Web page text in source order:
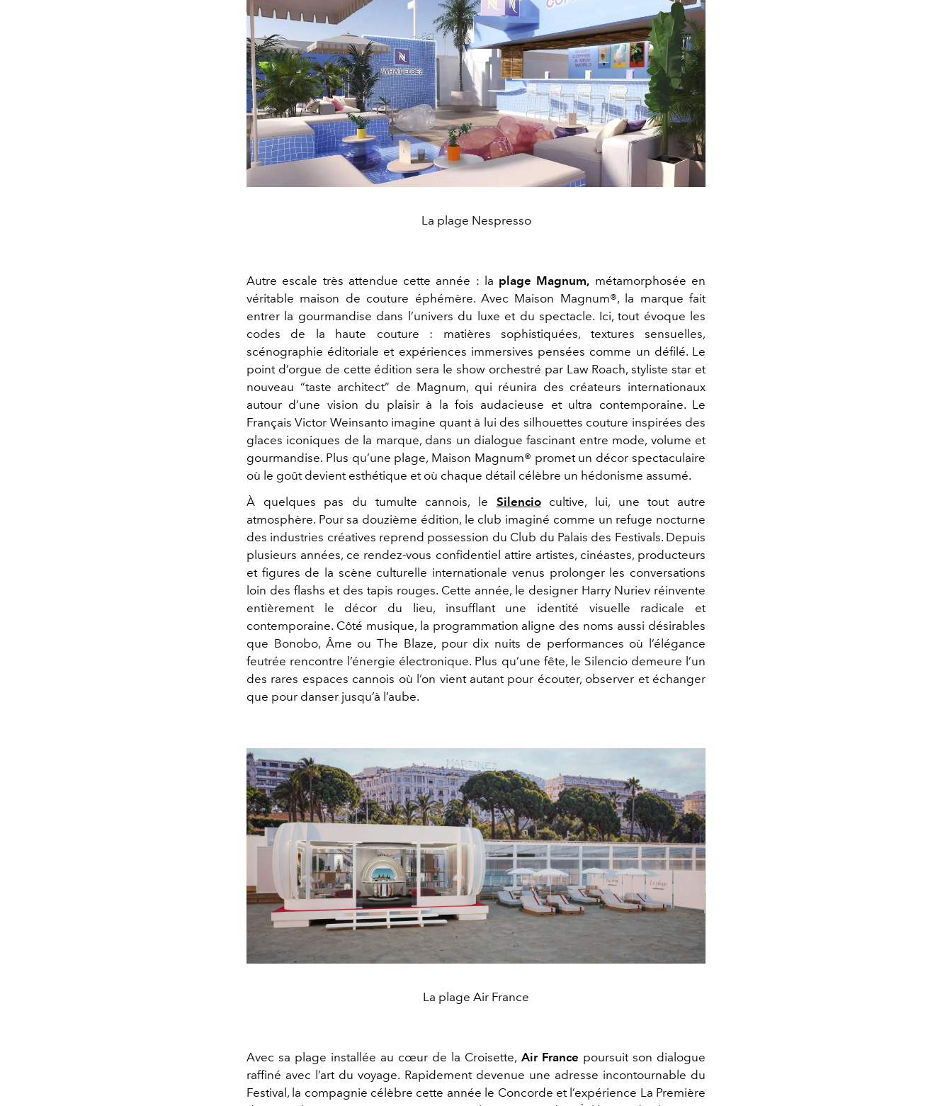
La plage Nespresso
Autre escale très attendue cette année : la plage Magnum, métamorphosée en
véritable maison de couture éphémère. Avec Maison Magnum®, la marque fait
entrer la gourmandise dans l’univers du luxe et du spectacle. Ici, tout évoque les
codes de la haute couture : matières sophistiquées, textures sensuelles,
scénographie éditoriale et expériences immersives pensées comme un défilé. Le
point d’orgue de cette édition sera le show orchestré par Law Roach, styliste star et
nouveau “taste architect” de Magnum, qui réunira des créateurs internationaux
autour d’une vision du plaisir à la fois audacieuse et ultra contemporaine. Le
Français Victor Weinsanto imagine quant à lui des silhouettes couture inspirées des
glaces iconiques de la marque, dans un dialogue fascinant entre mode, volume et
gourmandise. Plus qu’une plage, Maison Magnum® promet un décor spectaculaire
où le goût devient esthétique et où chaque détail célèbre un hédonisme assumé.
À quelques pas du tumulte cannois, le Silenciocultive, lui, une tout autre
atmosphère. Pour sa douzième édition, le club imaginé comme un refuge nocturne
des industries créatives reprend possession du Club du Palais des Festivals. Depuis
plusieurs années, ce rendez-vous confidentiel attire artistes, cinéastes, producteurs
et figures de la scène culturelle internationale venus prolonger les conversations
loin des flashs et des tapis rouges. Cette année, le designer Harry Nuriev réinvente
entièrement le décor du lieu, insufflant une identité visuelle radicale et
contemporaine. Côté musique, la programmation aligne des noms aussi désirables
que Bonobo, Âme ou The Blaze, pour dix nuits de performances où l’élégance
feutrée rencontre l’énergie électronique. Plus qu’une fête, le Silencio demeure l’un
des rares espaces cannois où l’on vient autant pour écouter, observer et échanger
que pour danser jusqu’à l’aube.
La plage Air France
Avec sa plage installée au cœur de la Croisette, Air France poursuit son dialogue
raffiné avec l’art du voyage. Rapidement devenue une adresse incontournable du
Festival, la compagnie célèbre cette année le Concorde et l’expérience La Première